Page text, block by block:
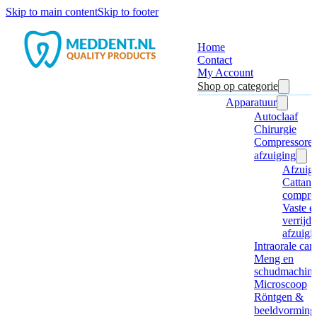
Skip to main contentSkip to footer
Home
Contact
My Account
Shop op categorie
Apparatuur
Autoclaaf
Chirurgie
afzuiging
Cattani
Vaste
Intraorale
Meng en
Microscoop
Röntgen &
beeldvorming